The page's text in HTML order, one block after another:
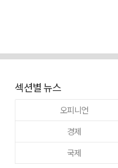
섹션별 뉴스
오피니언
경제
국제